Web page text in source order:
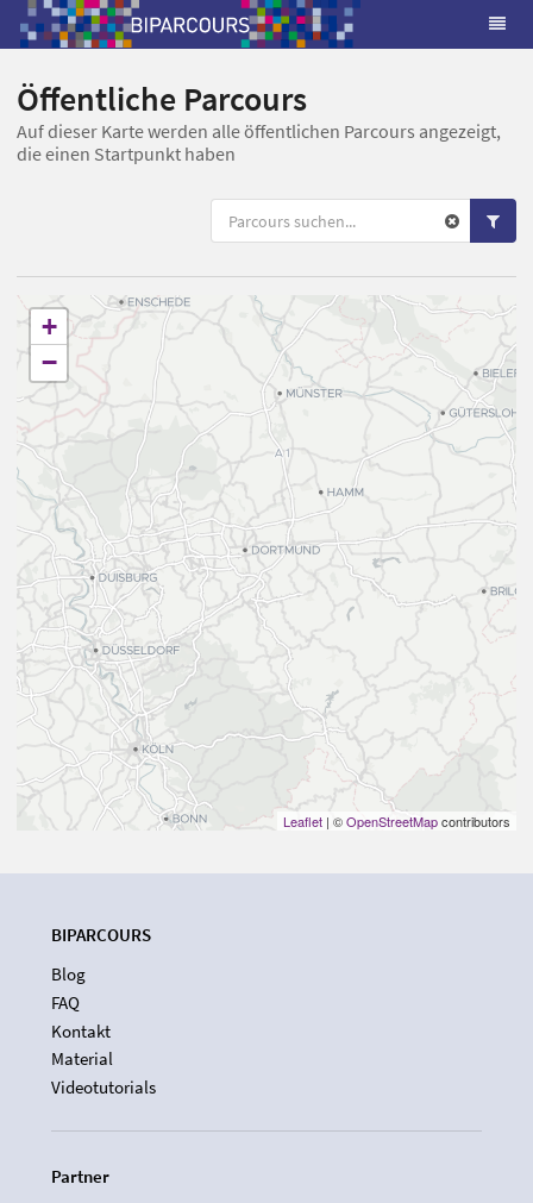
Öffentliche Parcours
Auf dieser Karte werden alle öffentlichen Parcours angezeigt,
die einen Startpunkt haben
+
−
Leaflet | ©OpenStreetMapcontributors
BIPARCOURS
Blog
FAQ
Kontakt
Material
Videotutorials
Partner